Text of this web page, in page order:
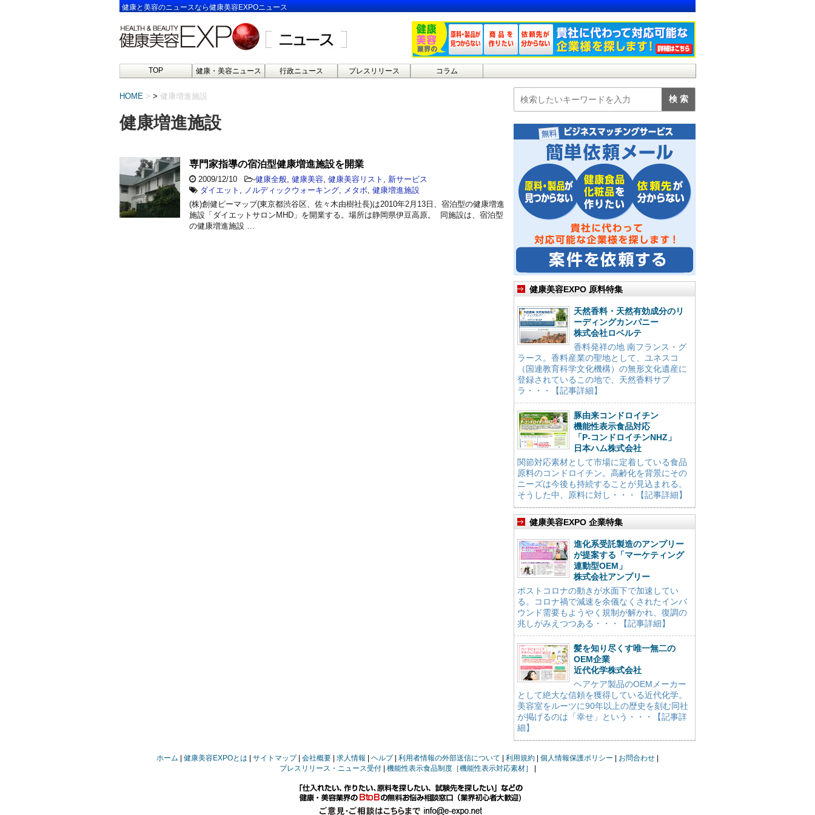
健康と美容のニュースなら健康美容EXPOニュース
TOP 健康・美容ニュース 行政ニュース プレスリリース コラム
HOME > 健康増進施設
健康増進施設
専門家指導の宿泊型健康増進施設を開業
2009/12/10 -健康全般 健康美容 健康美容リスト
新サービス
ダイエット
ノルディックウォーキング メタボ 健康増進施設
(株)創健ピーマップ(東京都渋谷区、佐々木由樹社長)は2010年2月13日、宿泊型の健康増進
施設「ダイエットサロンMHD」を開業する。場所は静岡県伊豆高原。 同施設は、宿泊型
の健康増進施設 …
健康美容EXPO 原料特集
天然香料・天然有効成分のリ
ーディングカンパニー
株式会社ロベルテ
香料発祥の地 南フランス・グ
ラース。香料産業の聖地として、ユネスコ
（国連教育科学文化機構）の無形文化遺産に
登録されているこの地で、天然香料サプ
ラ・・・【記事詳細】
豚由来コンドロイチン
機能性表示食品対応
「P-コンドロイチンNHZ」
日本ハム株式会社
関節対応素材として市場に定着している食品
原料のコンドロイチン。高齢化を背景にその
ニーズは今後も持続することが見込まれる。
そうした中、原料に対し・・・【記事詳細】
健康美容EXPO 企業特集
進化系受託製造のアンプリー
が提案する「マーケティング
連動型OEM」
株式会社アンプリー
ポストコロナの動きが水面下で加速してい
る。コロナ禍で減速を余儀なくされたインバ
ウンド需要もようやく規制が解かれ、復調の
兆しがみえつつある・・・【記事詳細】
髪を知り尽くす唯一無二の
OEM企業
近代化学株式会社
ヘアケア製品のOEMメーカー
として絶大な信頼を獲得している近代化学。
美容室をルーツに90年以上の歴史を刻む同社
が掲げるのは「幸せ」という・・・【記事詳
細】
ホーム 健康美容EXPOとは サイトマップ 会社概要 求人情報 ヘルプ 利用者情報の外部送信について 利用規約 個人情報保護ポリシー
お問合わせ
プレスリリース・ニュース受付
機能性表示食品制度［機能性表示対応素材］